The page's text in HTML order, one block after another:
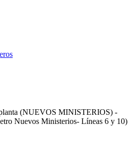
planta (NUEVOS MINISTERIOS) -
Nuevos Ministerios- Líneas 6 y 10)